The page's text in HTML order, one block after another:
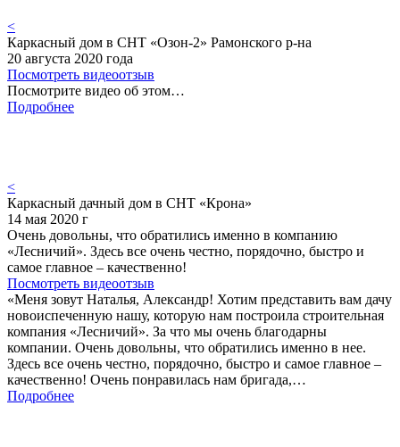
<
Каркасный дом в СНТ «Озон-2» Рамонского р-на
20 августа 2020 года
Посмотреть видеоотзыв
Посмотрите видео об этом…
Подробнее
<
Каркасный дачный дом в СНТ «Крона»
14 мая 2020 г
Очень довольны, что обратились именно в компанию
«Лесничий». Здесь все очень честно, порядочно, быстро и
самое главное – качественно!
Посмотреть видеоотзыв
«Меня зовут Наталья, Александр! Хотим представить вам дачу
новоиспеченную нашу, которую нам построила строительная
компания «Лесничий». За что мы очень благодарны
компании. Очень довольны, что обратились именно в нее.
Здесь все очень честно, порядочно, быстро и самое главное –
качественно! Очень понравилась нам бригада,…
Подробнее